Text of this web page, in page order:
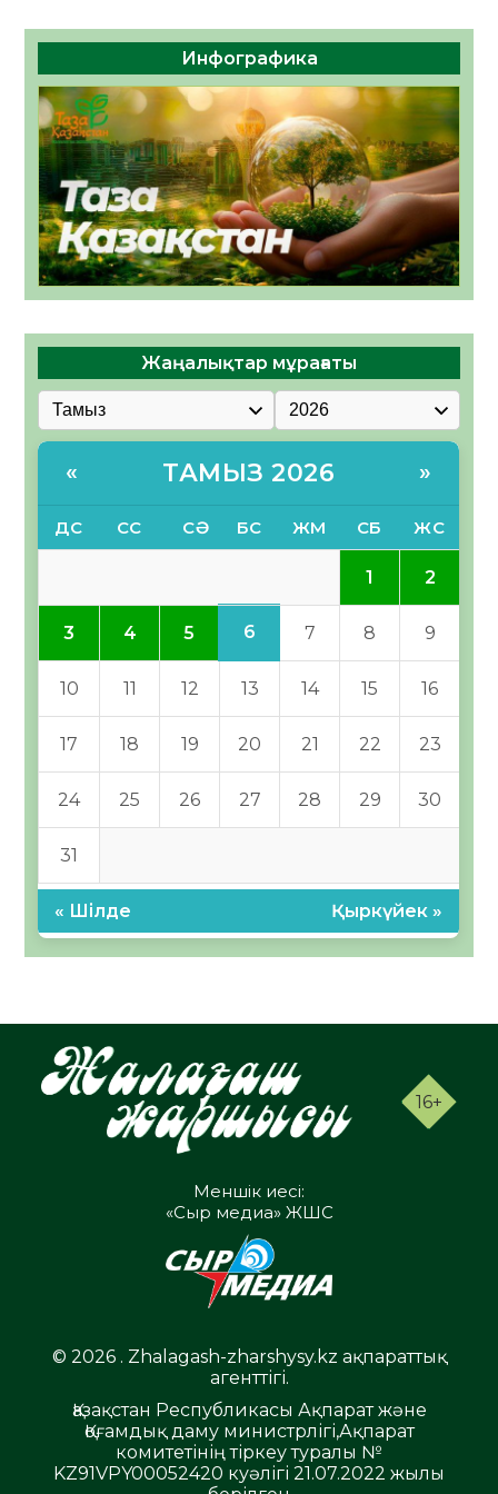
Инфографика
Жаңалықтар мұрағаты
« ТАМЫЗ 2026 »
ДС СС СӘ БС ЖМ СБ ЖС
1 2
3 4 5 6 7 8 9
10 11 12 13 14 15 16
17 18 19 20 21 22 23
24 25 26 27 28 29 30
31
« Шілде Қыркүйек »
16+
Меншік иесі:
«Сыр медиа» ЖШС
© 2026 . Zhalagash-zharshysy.kz ақпараттық
агенттігі.
Қазақстан Республикасы Ақпарат және
Қоғамдық даму министрлігі,Ақпарат
комитетінің тіркеу туралы №
KZ91VPY00052420 куәлігі 21.07.2022 жылы